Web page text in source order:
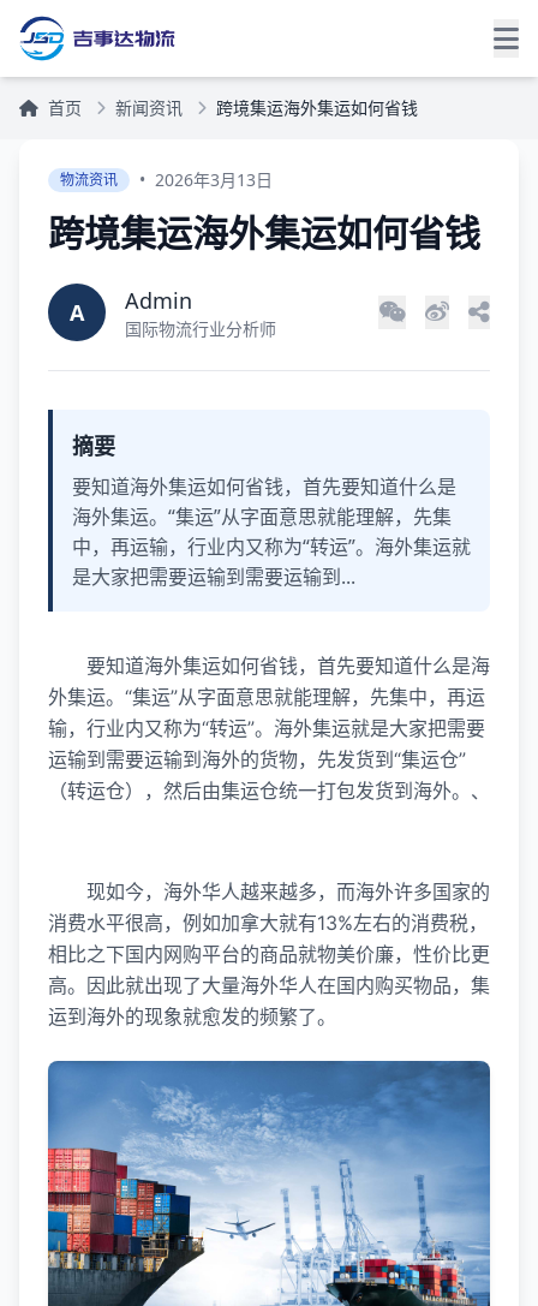
首页 新闻资讯 跨境集运海外集运如何省钱
物流资讯 • 2026年3月13日
跨境集运海外集运如何省钱
A Admin
国际物流行业分析师
摘要
要知道海外集运如何省钱，首先要知道什么是
海外集运。“集运”从字面意思就能理解，先集
中，再运输，行业内又称为“转运”。海外集运就
是大家把需要运输到需要运输到...
要知道海外集运如何省钱，首先要知道什么是海
外集运。“集运”从字面意思就能理解，先集中，再运
输，行业内又称为“转运”。海外集运就是大家把需要
运输到需要运输到海外的货物，先发货到“集运仓”
（转运仓），然后由集运仓统一打包发货到海外。、
现如今，海外华人越来越多，而海外许多国家的
消费水平很高，例如加拿大就有13%左右的消费税，
相比之下国内网购平台的商品就物美价廉，性价比更
高。因此就出现了大量海外华人在国内购买物品，集
运到海外的现象就愈发的频繁了。